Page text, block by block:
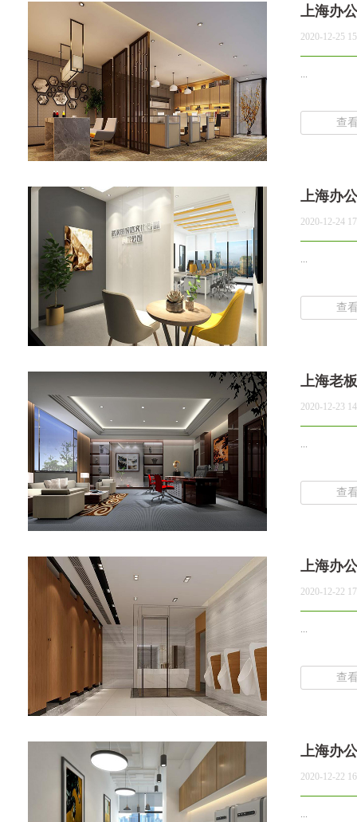
上海办
2020-12-25
...
查
上海办
2020-12-24
...
查
上海老
2020-12-23
...
查
上海办
2020-12-22
...
查
上海办
2020-12-22
...